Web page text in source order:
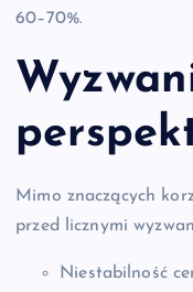
60–70%.
Mimo znaczących
przed licznymi
Niestabilność